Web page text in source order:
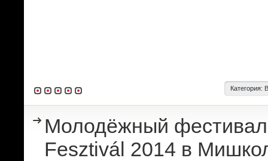
Категория:
Молодёжный
Fesztivál 2014 в